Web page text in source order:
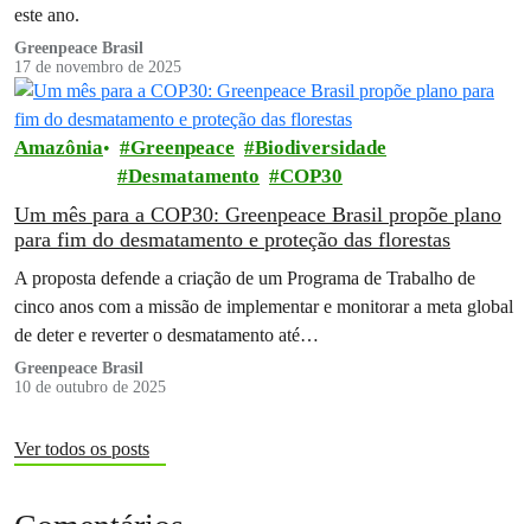
este ano.
Greenpeace Brasil
17 de novembro de 2025
Amazônia Greenpeace
Biodiversidade
Desmatamento
COP30
Um mês para a COP30: Greenpeace Brasil propõe plano
para fim do desmatamento e proteção das florestas
A proposta defende a criação de um Programa de Trabalho de
cinco anos com a missão de implementar e monitorar a meta global
de deter e reverter o desmatamento até…
Greenpeace Brasil
10 de outubro de 2025
Ver todos os posts